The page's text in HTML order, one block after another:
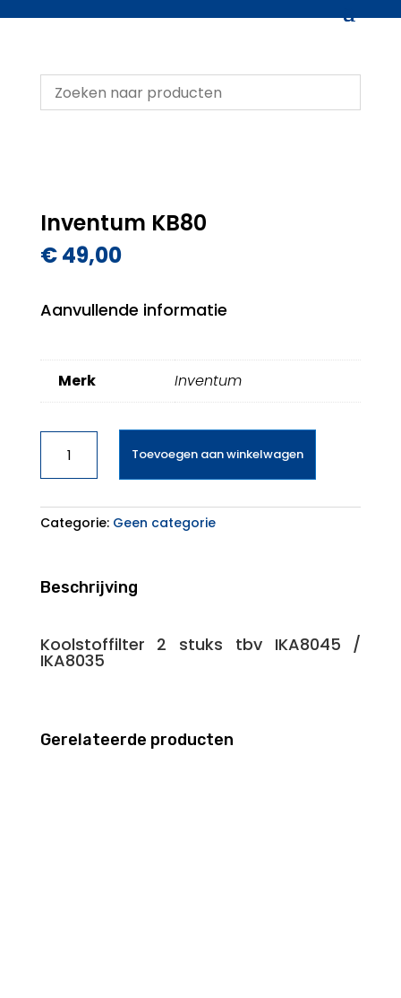
Inventum KB80
€49,00
Aanvullende informatie
Merk Inventum
KB80
aantal
Toevoegen aan winkelwagen
Categorie: Geen categorie
Beschrijving
Koolstoffilter 2 stuks tbv IKA8045 /
IKA8035
Gerelateerde producten